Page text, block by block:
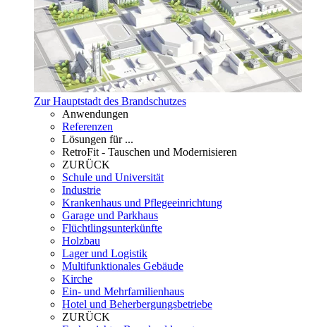
Zur Hauptstadt des Brandschutzes
Anwendungen
Referenzen
Lösungen für ...
RetroFit - Tauschen und Modernisieren
ZURÜCK
Schule und Universität
Industrie
Krankenhaus und Pflegeeinrichtung
Garage und Parkhaus
Flüchtlingsunterkünfte
Holzbau
Lager und Logistik
Multifunktionales Gebäude
Kirche
Ein- und Mehrfamilienhaus
Hotel und Beherbergungsbetriebe
ZURÜCK